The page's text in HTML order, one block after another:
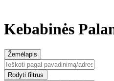
Kebabinės
Žemėlapis
Rodyti filtrus